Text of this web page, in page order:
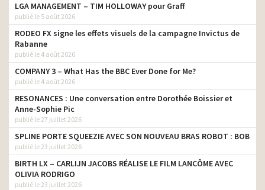
LGA MANAGEMENT – TIM HOLLOWAY pour Graff
publié le 5 août 2026
RODEO FX signe les effets visuels de la campagne Invictus de
Rabanne
publié le 4 août 2026
COMPANY 3 – What Has the BBC Ever Done for Me?
publié le 4 août 2026
RESONANCES : Une conversation entre Dorothée Boissier et
Anne-Sophie Pic
publié le 27 juillet 2026
SPLINE PORTE SQUEEZIE AVEC SON NOUVEAU BRAS ROBOT : BOB
publié le 23 juillet 2026
BIRTH LX – CARLIJN JACOBS RÉALISE LE FILM LANCÔME AVEC
OLIVIA RODRIGO
publié le 23 juillet 2026